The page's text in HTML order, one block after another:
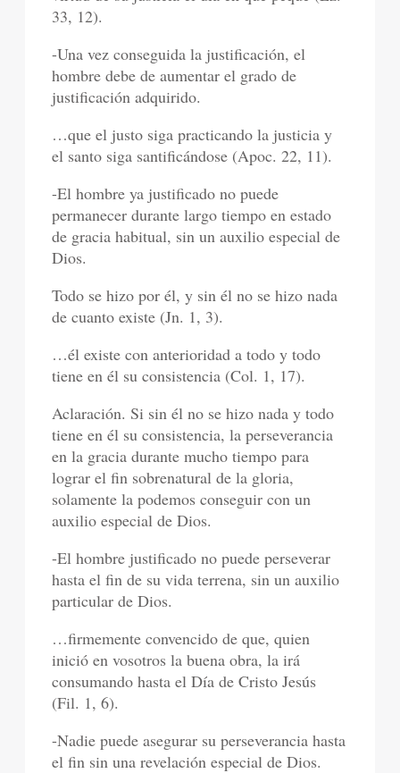
33, 12).
-Una vez conseguida la justificación, el
hombre debe de aumentar el grado de
justificación adquirido.
…que el justo siga practicando la justicia y
el santo siga santificándose (Apoc. 22, 11).
-El hombre ya justificado no puede
permanecer durante largo tiempo en estado
de gracia habitual, sin un auxilio especial de
Dios.
Todo se hizo por él, y sin él no se hizo nada
de cuanto existe (Jn. 1, 3).
…él existe con anterioridad a todo y todo
tiene en él su consistencia (Col. 1, 17).
Aclaración. Si sin él no se hizo nada y todo
tiene en él su consistencia, la perseverancia
en la gracia durante mucho tiempo para
lograr el fin sobrenatural de la gloria,
solamente la podemos conseguir con un
auxilio especial de Dios.
-El hombre justificado no puede perseverar
hasta el fin de su vida terrena, sin un auxilio
particular de Dios.
…firmemente convencido de que, quien
inició en vosotros la buena obra, la irá
consumando hasta el Día de Cristo Jesús
(Fil. 1, 6).
-Nadie puede asegurar su perseverancia hasta
el fin sin una revelación especial de Dios.